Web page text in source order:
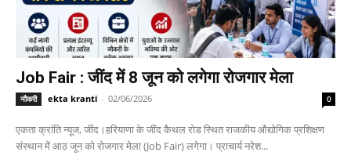
Job Fair : जींद में 8 जून को लगेगा रोजगार मेला
नौकरी ekta kranti - 02/06/2026 0
एकता क्रांति न्यूज, जींद।हरियाणा के जींद कैथल रोड स्थित राजकीय औद्योगिक प्रशिक्षण
संस्थान में आठ जून को रोजगार मेला (Job Fair) लगेगा। प्राचार्य नरेश...